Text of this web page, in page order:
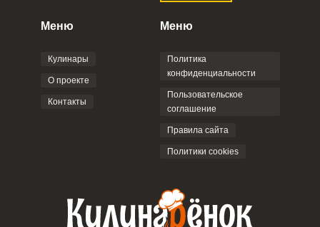
Пользовательским
соглашением
Меню
Кулинары
О проекте
Контакты
Меню
Политика
конфиденциальности
Пользовательское
соглашение
Правила сайта
Политики cookies